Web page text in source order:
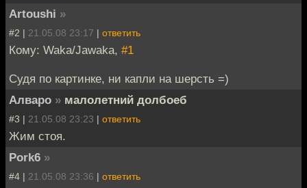
Artoushi »
#2 | 21.05.08 23:17 | ответить
Кому: Waka/Jawaka, #1
Судя по картинке, ни капли на шерсть =)
Алваро » малолетний долбоеб
#3 | 21.05.08 23:23 | ответить
Жим стоя.
Pork6 »
#4 | 21.05.08 23:36 | ответить